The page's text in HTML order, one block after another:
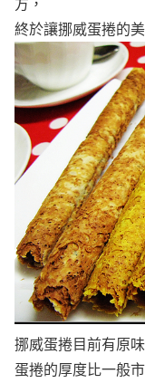
終於讓挪威蛋捲的
挪威蛋捲目前有原
蛋捲的厚度比一般